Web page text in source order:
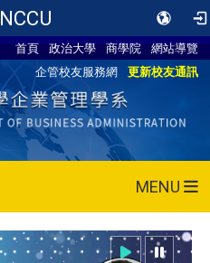
NCCU
首頁 政治大學 商學院
網站導覽
企管校友服務網
更新校友通訊
MENU